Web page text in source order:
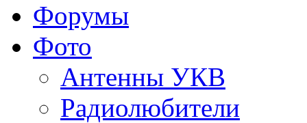
Форумы
Фото
Антенны УКВ
Радиолюбители